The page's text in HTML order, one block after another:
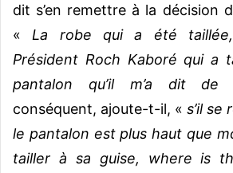
dit s’en remettre à la décision
« La robe qui a été
Président Roch Kaboré qui a
pantalon qu’il m’a dit de
conséquent, ajoute-t-il, « s’il se
le pantalon est plus haut que
tailler à sa guise, where is